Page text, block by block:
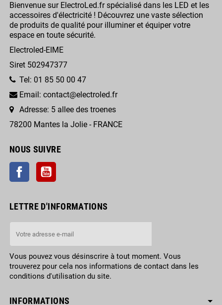
Bienvenue sur ElectroLed.fr spécialisé dans les LED et les
accessoires d'électricité ! Découvrez une vaste sélection
de produits de qualité pour illuminer et équiper votre
espace en toute sécurité.
Electroled-EIME
Siret 502947377
Tel: 01 85 50 00 47
Email: contact@electroled.fr
Adresse: 5 allee des troenes
78200 Mantes la Jolie - FRANCE
NOUS SUIVRE
FacebookYouTube
LETTRE D'INFORMATIONS
Vous pouvez vous désinscrire à tout moment. Vous
trouverez pour cela nos informations de contact dans les
conditions d'utilisation du site.
INFORMATIONS